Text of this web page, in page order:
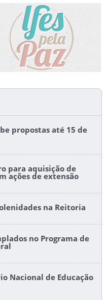
propostas até 15 de
para aquisição de
ações de extensão
na Reitoria
no Programa de
Nacional de Educação